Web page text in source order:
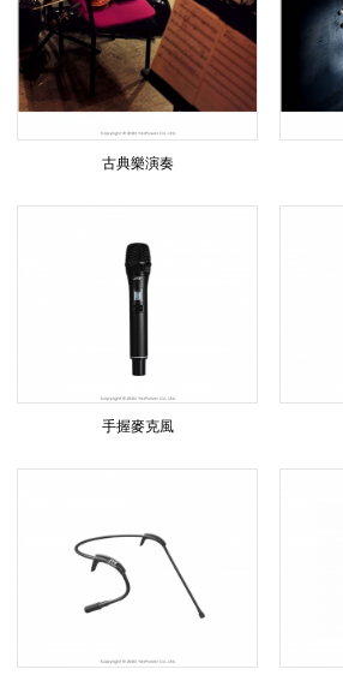
古典樂演奏
手握麥克風